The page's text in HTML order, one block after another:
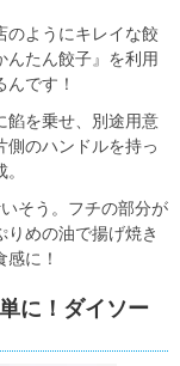
のようにキレイな餃
たん餃子』を利用
です！
餡を乗せ、別途用意
側のハンドルを持っ
そう。フチの部分が
めの油で揚げ焼き
に！
に！ダイソー